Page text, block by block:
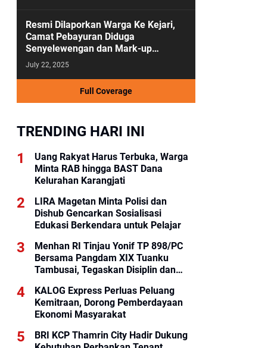
Resmi Dilaporkan Warga Ke Kejari,
Camat Pebayuran Diduga
Senyelewengan dan Mark-up
Anggaran Tahun 2023-2024
July 22, 2025
Full Coverage
TRENDING HARI INI
Uang Rakyat Harus Terbuka, Warga
Minta RAB hingga BAST Dana
Kelurahan Karangjati
LIRA Magetan Minta Polisi dan
Dishub Gencarkan Sosialisasi
Edukasi Berkendara untuk Pelajar
Menhan RI Tinjau Yonif TP 898/PC
Bersama Pangdam XIX Tuanku
Tambusai, Tegaskan Disiplin dan
KALOG Express Perluas Peluang
Kemitraan, Dorong Pemberdayaan
Ekonomi Masyarakat
BRI KCP Thamrin City Hadir Dukung